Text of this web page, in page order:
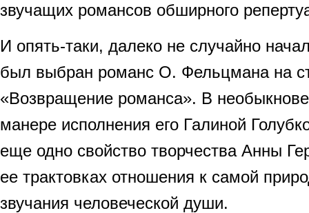
звучащих романсов обширного
И опять-таки, далеко не случайно
был выбран романс О. Фельцмана на
«Возвращение романса». В
манере исполнения его Галиной
еще одно свойство творчества Анны
ее трактовках отношения к самой
звучания человеческой души.